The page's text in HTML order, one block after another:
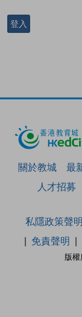
登入
關於教城 最
人才招募
版
私隱政策聲明
免責聲明